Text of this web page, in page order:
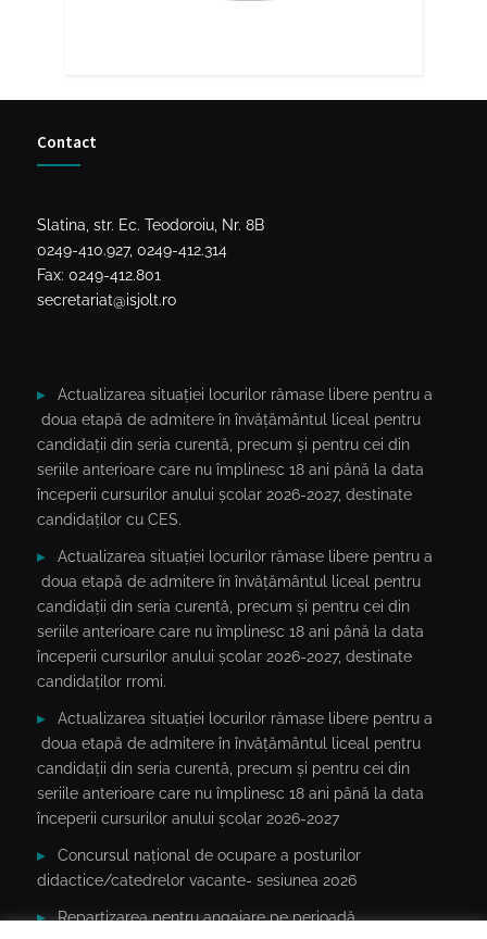
Contact
Slatina, str. Ec. Teodoroiu, Nr. 8B
0249-410.927, 0249-412.314
Fax: 0249-412.801
secretariat@isjolt.ro
Actualizarea situației locurilor rămase libere pentru a
doua etapă de admitere în învățământul liceal pentru
candidații din seria curentă, precum și pentru cei din
seriile anterioare care nu împlinesc 18 ani până la data
începerii cursurilor anului școlar 2026-2027, destinate
candidaților cu CES.
Actualizarea situației locurilor rămase libere pentru a
doua etapă de admitere în învățământul liceal pentru
candidații din seria curentă, precum și pentru cei din
seriile anterioare care nu împlinesc 18 ani până la data
începerii cursurilor anului școlar 2026-2027, destinate
candidaților rromi.
Actualizarea situației locurilor rămase libere pentru a
doua etapă de admitere în învățământul liceal pentru
candidații din seria curentă, precum și pentru cei din
seriile anterioare care nu împlinesc 18 ani până la data
începerii cursurilor anului școlar 2026-2027
Concursul național de ocupare a posturilor
didactice/catedrelor vacante- sesiunea 2026
Repartizarea pentru angajare pe perioadă